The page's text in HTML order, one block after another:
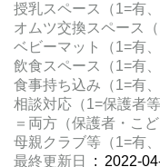
授乳スペース（1=有
オムツ交換スペース
ベビーマット（1=有
飲食スペース（1=有
食事持ち込み（1=有
相談対応（1=保護者
＝両方（保護者・こ
母親クラブ等（1=有
最終更新日
: 2022-